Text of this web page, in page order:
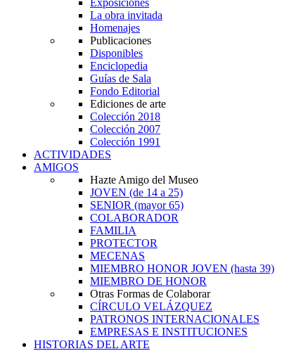
Exposiciones
La obra invitada
Homenajes
Publicaciones
Disponibles
Enciclopedia
Guías de Sala
Fondo Editorial
Ediciones de arte
Colección 2018
Colección 2007
Colección 1991
ACTIVIDADES
AMIGOS
Hazte Amigo del Museo
JOVEN (de 14 a 25)
SENIOR (mayor 65)
COLABORADOR
FAMILIA
PROTECTOR
MECENAS
MIEMBRO HONOR JOVEN (hasta 39)
MIEMBRO DE HONOR
Otras Formas de Colaborar
CÍRCULO VELÁZQUEZ
PATRONOS INTERNACIONALES
EMPRESAS E INSTITUCIONES
HISTORIAS DEL ARTE